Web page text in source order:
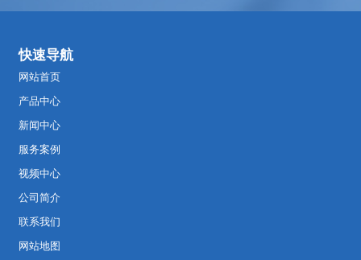
快速导航
网站首页
产品中心
新闻中心
服务案例
视频中心
公司简介
联系我们
网站地图